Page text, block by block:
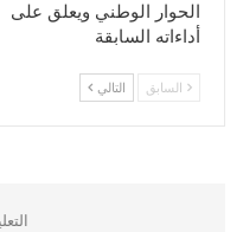
الحوار الوطني ويعلق على
أداءاته السابقة
السابق التالي